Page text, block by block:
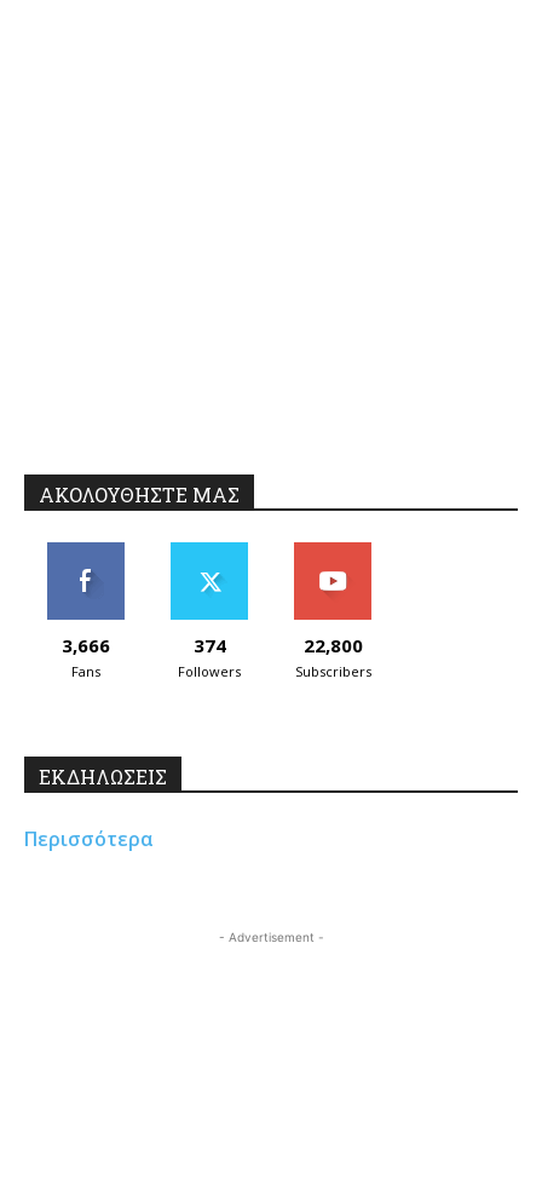
ΑΚΟΛΟΥΘΗΣΤΕ ΜΑΣ
3,666
Fans
374
Followers
22,800
Subscribers
ΕΚΔΗΛΩΣΕΙΣ
Περισσότερα
- Advertisement -